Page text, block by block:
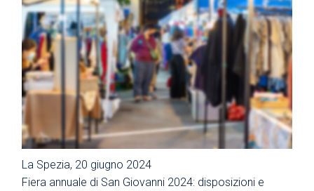
La Spezia, 20 giugno 2024
Fiera annuale di San Giovanni 2024: disposizioni e